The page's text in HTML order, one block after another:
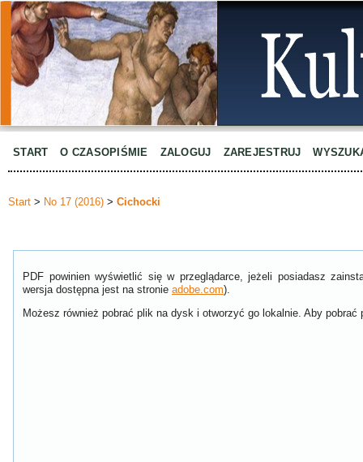
START O CZASOPIŚMIE ZALOGUJ ZAREJESTRUJ
Start > No 17 (2016) > Cichocki
PDF powinien wyświetlić się w przeglądarce, jeżeli posiadasz
wersja dostępna jest na stronie adobe.com).
Możesz również pobrać plik na dysk i otworzyć go lokalnie. Aby